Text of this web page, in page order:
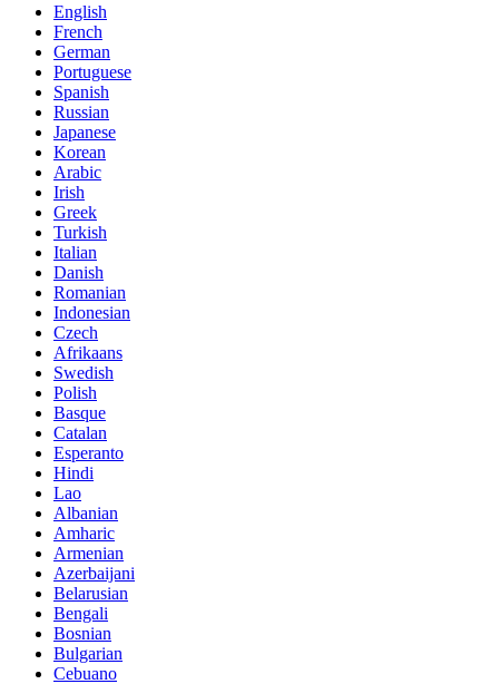
English
French
German
Portuguese
Spanish
Russian
Japanese
Korean
Arabic
Irish
Greek
Turkish
Italian
Danish
Romanian
Indonesian
Czech
Afrikaans
Swedish
Polish
Basque
Catalan
Esperanto
Hindi
Lao
Albanian
Amharic
Armenian
Azerbaijani
Belarusian
Bengali
Bosnian
Bulgarian
Cebuano